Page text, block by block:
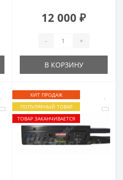
12 000 ₽
- +
В КОРЗИНУ
ХИТ ПРОДАЖ
ПОПУЛЯРНЫЙ ТОВАР
ТОВАР ЗАКАНЧИВАЕТСЯ